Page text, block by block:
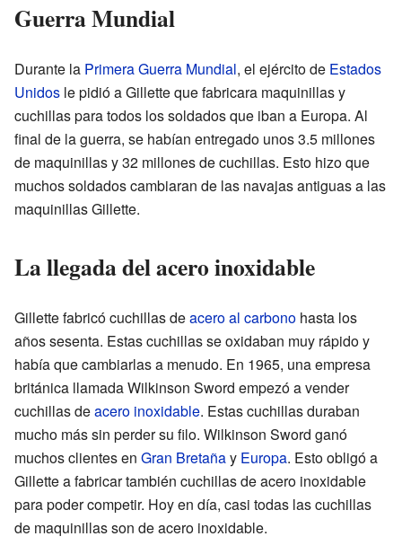
Guerra Mundial
Durante la Primera Guerra Mundial, el ejército de Estados
Unidos le pidió a Gillette que fabricara maquinillas y
cuchillas para todos los soldados que iban a Europa. Al
final de la guerra, se habían entregado unos 3.5 millones
de maquinillas y 32 millones de cuchillas. Esto hizo que
muchos soldados cambiaran de las navajas antiguas a las
maquinillas Gillette.
La llegada del acero inoxidable
Gillette fabricó cuchillas deacero al carbono hasta los
años sesenta. Estas cuchillas se oxidaban muy rápido y
había que cambiarlas a menudo. En 1965, una empresa
británica llamada Wilkinson Sword empezó a vender
cuchillas deacero inoxidable. Estas cuchillas duraban
mucho más sin perder su filo. Wilkinson Sword ganó
muchos clientes en Gran Bretañay Europa. Esto obligó a
Gillette a fabricar también cuchillas de acero inoxidable
para poder competir. Hoy en día, casi todas las cuchillas
de maquinillas son de acero inoxidable.